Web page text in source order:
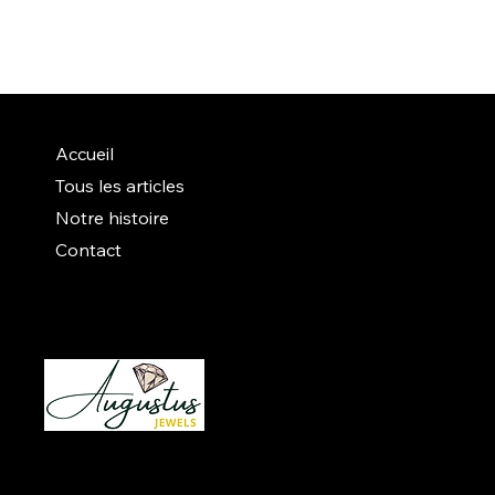
Accueil
Tous les articles
Notre histoire
Contact